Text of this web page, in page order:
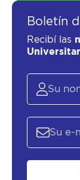
Boletín
Recibí las